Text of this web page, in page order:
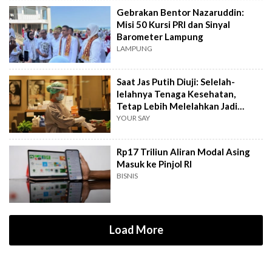
Gebrakan Bentor Nazaruddin:
Misi 50 Kursi PRI dan Sinyal
Barometer Lampung
LAMPUNG
Saat Jas Putih Diuji: Selelah-
lelahnya Tenaga Kesehatan,
Tetap Lebih Melelahkan Jadi
Pasien
YOUR SAY
Rp17 Triliun Aliran Modal Asing
Masuk ke Pinjol RI
BISNIS
Load More